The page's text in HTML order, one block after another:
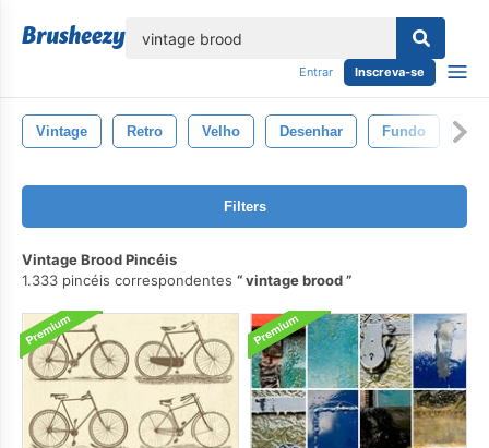
Entrar Inscreva-se
Vintage Retro Velho Desenhar Fundo
Filters
Vintage Brood Pincéis
1.333 pincéis correspondentes
vintage brood